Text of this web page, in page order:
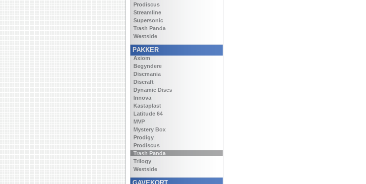
Prodiscus
Streamline
Supersonic
Trash Panda
Westside
PAKKER
Axiom
Begyndere
Discmania
Discraft
Dynamic Discs
Innova
Kastaplast
Latitude 64
MVP
Mystery Box
Prodigy
Prodiscus
Trash Panda
Trilogy
Westside